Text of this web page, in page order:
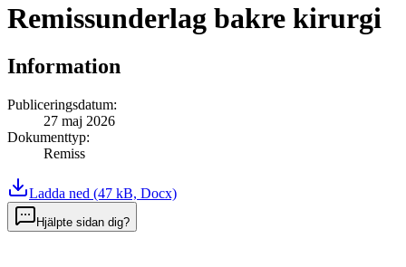
Remissunderlag bakre kirurgi
Information
Publiceringsdatum:
27 maj 2026
Dokumenttyp:
Remiss
Ladda ned (47 kB, Docx)
Hjälpte sidan dig?